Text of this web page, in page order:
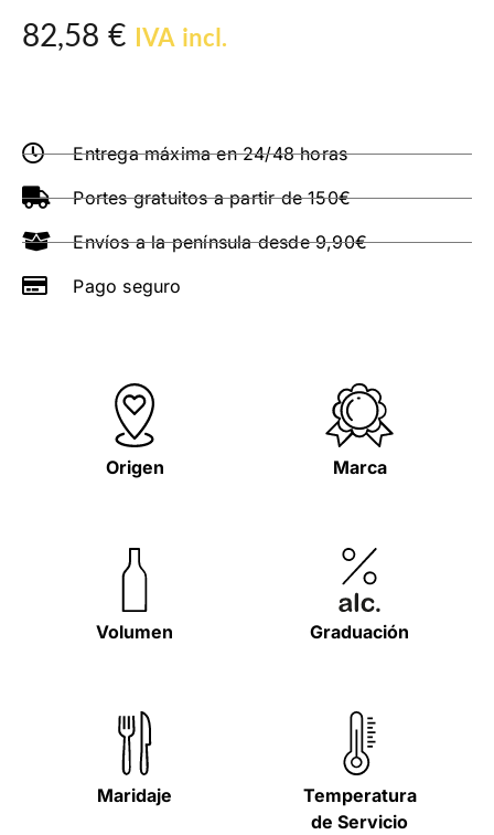
82,58 € IVA incl.
Entrega máxima en 24/48 horas
Portes gratuitos a partir de 150€
Envíos a la península desde 9,90€
Pago seguro
Origen Marca
Volumen Graduación
Maridaje
Temperatura
de Servicio